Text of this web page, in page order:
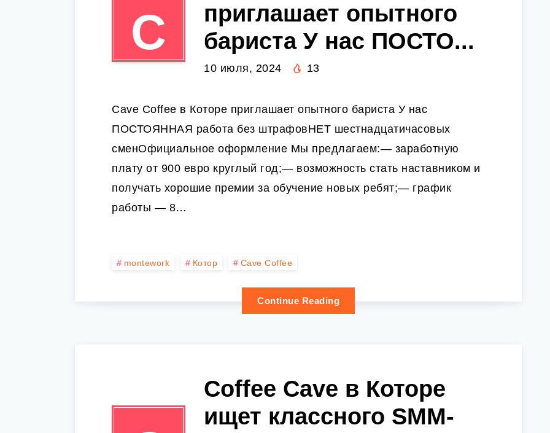
C
приглашает опытного
бариста У нас ПОСТО...
10 июля, 2024 13
Cave Coffee в Которе приглашает опытного бариста У нас
ПОСТОЯННАЯ работа без штрафовНЕТ шестнадцатичасовых
сменОфициальное оформление Мы предлагаем:— заработную
плату от 900 евро круглый год;— возможность стать наставником и
получать хорошие премии за обучение новых ребят;— график
работы — 8…
montework Котор Cave Coffee
Continue Reading
Coffee Cave в Которе
ищет классного SMM-